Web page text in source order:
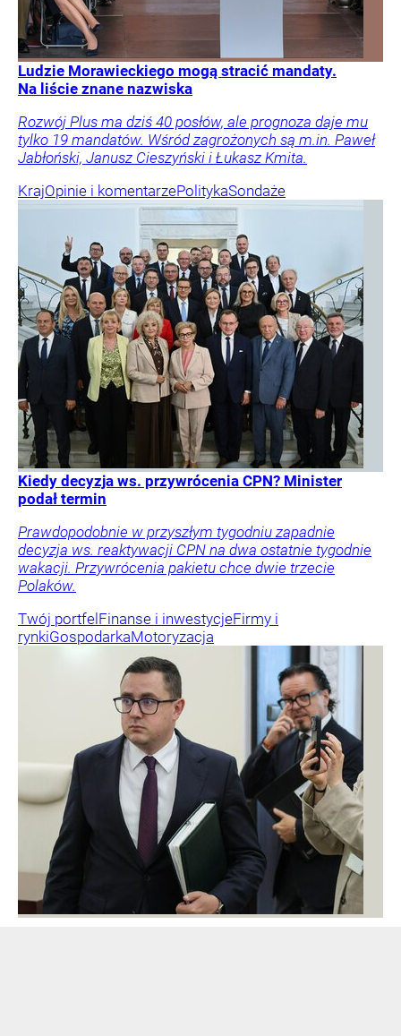
Ludzie Morawieckiego mogą stracić mandaty.
Na liście znane nazwiska
Rozwój Plus ma dziś 40 posłów, ale prognoza daje mu
tylko 19 mandatów. Wśród zagrożonych są m.in. Paweł
Jabłoński, Janusz Cieszyński i Łukasz Kmita.
KrajOpinie i komentarzePolitykaSondaże
Kiedy decyzja ws. przywrócenia CPN? Minister
podał termin
Prawdopodobnie w przyszłym tygodniu zapadnie
decyzja ws. reaktywacji CPN na dwa ostatnie tygodnie
wakacji. Przywrócenia pakietu chce dwie trzecie
Polaków.
Twój portfel Finanse i inwestycjeFirmy i
rynkiGospodarkaMotoryzacja